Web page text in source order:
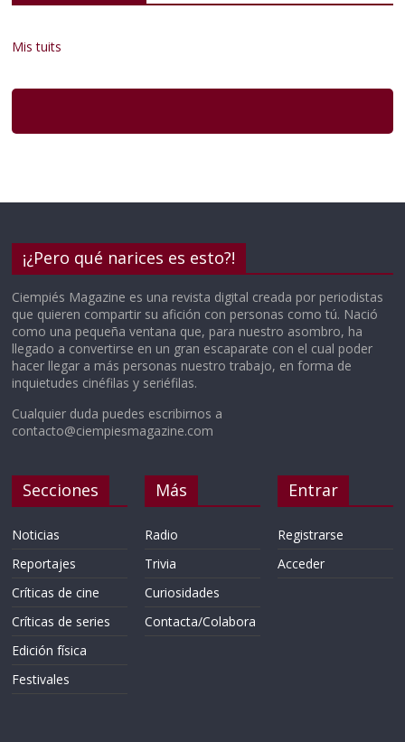
Mis tuits
¡¿Pero qué narices es esto?!
Ciempiés Magazine es una revista digital creada por periodistas
que quieren compartir su afición con personas como tú. Nació
como una pequeña ventana que, para nuestro asombro, ha
llegado a convertirse en un gran escaparate con el cual poder
hacer llegar a más personas nuestro trabajo, en forma de
inquietudes cinéfilas y seriéfilas.
Cualquier duda puedes escribirnos a
contacto@ciempiesmagazine.com
Secciones
Noticias
Reportajes
Críticas de cine
Críticas de series
Edición física
Festivales
Más
Radio
Trivia
Curiosidades
Contacta/Colabora
Entrar
Registrarse
Acceder